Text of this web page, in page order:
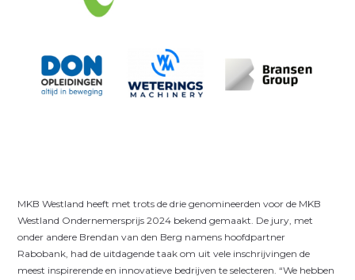
MKB Westland heeft met trots de drie genomineerden voor de MKB
Westland Ondernemersprijs 2024 bekend gemaakt. De jury, met
onder andere Brendan van den Berg namens hoofdpartner
Rabobank, had de uitdagende taak om uit vele inschrijvingen de
meest inspirerende en innovatieve bedrijven te selecteren. “We hebben